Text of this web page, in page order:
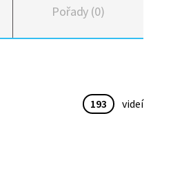
Pořady (0)
193 videí